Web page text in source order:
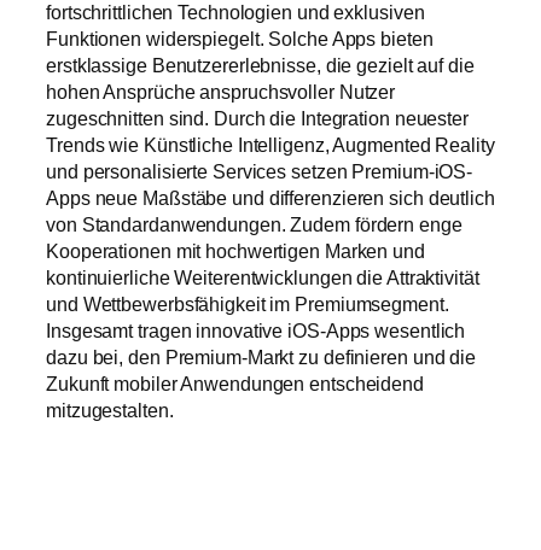
fortschrittlichen Technologien und exklusiven
Funktionen widerspiegelt. Solche Apps bieten
erstklassige Benutzererlebnisse, die gezielt auf die
hohen Ansprüche anspruchsvoller Nutzer
zugeschnitten sind. Durch die Integration neuester
Trends wie Künstliche Intelligenz, Augmented Reality
und personalisierte Services setzen Premium-iOS-
Apps neue Maßstäbe und differenzieren sich deutlich
von Standardanwendungen. Zudem fördern enge
Kooperationen mit hochwertigen Marken und
kontinuierliche Weiterentwicklungen die Attraktivität
und Wettbewerbsfähigkeit im Premiumsegment.
Insgesamt tragen innovative iOS-Apps wesentlich
dazu bei, den Premium-Markt zu definieren und die
Zukunft mobiler Anwendungen entscheidend
mitzugestalten.